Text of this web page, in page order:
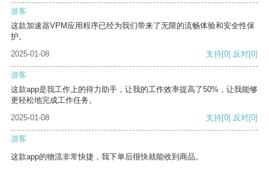
游客
这款加速器VPM应用程序已经为我们带来了无限的流畅体验和安全性保
护。
2025-01-08
支持[0] 反对[0]
游客
这款app是我工作上的得力助手，让我的工作效率提高了50%，让我能够
更轻松地完成工作任务。
2025-01-08
支持[0] 反对[0]
游客
这款app的物流非常快捷，我下单后很快就能收到商品。